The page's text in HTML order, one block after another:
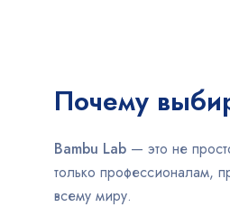
Почему
Bambu Lab — это не
только профессионалам,
всему миру.